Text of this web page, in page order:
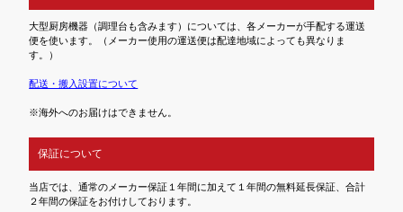
大型厨房機器（調理台も含みます）については、各メーカーが手配する運送
便を使います。（メーカー使用の運送便は配達地域によっても異なりま
す。）
配送・搬入設置について
※海外へのお届けはできません。
保証について
当店では、通常のメーカー保証１年間に加えて１年間の無料延長保証、合計
２年間の保証をお付けしております。